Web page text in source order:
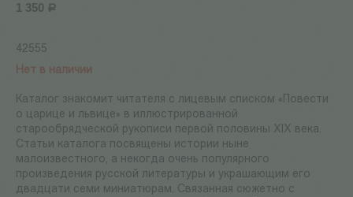
1 350 Р
42555
Нет в наличии
Каталог знакомит читателя с лицевым списком «Повести
о царице и львице» в иллюстрированной
старообрядческой рукописи первой половины XIX века.
Статьи каталога посвящены истории ныне
малоизвестного, а некогда очень популярного
произведения русской литературы и украшающим его
двадцати семи миниатюрам. Связанная сюжетно с